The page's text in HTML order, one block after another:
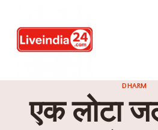
DHARM
एक लोटा